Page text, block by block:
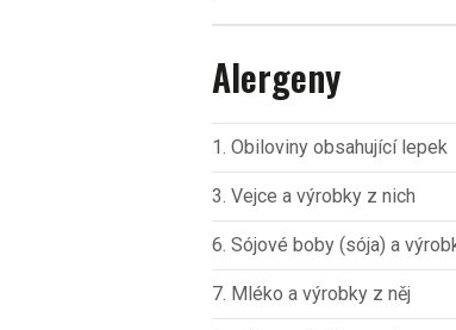
Alergeny
1. Obiloviny obsahující lepek
3. Vejce a výrobky z nich
6. Sójové boby (sója) a
7. Mléko a výrobky z něj